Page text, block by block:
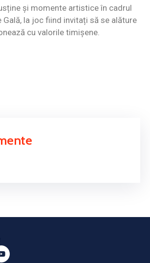
și momente artistice în cadrul
Gală, la joc fiind invitați să se alăture
cu valorile timișene.